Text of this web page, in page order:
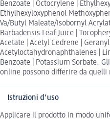
Benzoate | Octocrylene |
Ethylhexyloxyphenol
Va/Butyl Maleate/Isobornyl
Barbadensis Leaf Juice |
Acetate | Acetyl Cedrene |
Acetyloctahydronaphthalenes |
Benzoate | Potassium Sorbate.
online possono differire da
Istruzioni d'uso
Applicare il prodotto in modo